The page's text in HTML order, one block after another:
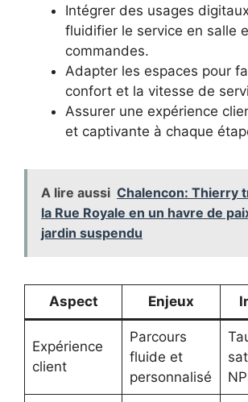
Intégrer des usages
fluidifier le service en salle
commandes.
Adapter les espaces pour
confort et la vitesse de
Assurer une expérience
et captivante à chaque
A lire aussi Chalencon: Thierry
la Rue Royale en un havre de
jardin suspendu
Aspect Enjeux
Expérience
client
Parcours
fluide et
personnalisé